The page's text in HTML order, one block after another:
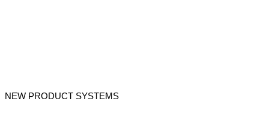
NEW PRODUCT SYSTEMS